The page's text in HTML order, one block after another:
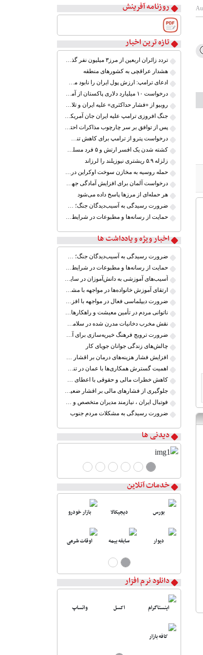
روزنامه آفرینش
۱
۴
۵
۶
۷
۸
تازه ترین اخبار
تردد زائران اربعین از مرز۳ میلیون نفر گذشت
هشدار عراقچی به کشورهای منطقه
ادعای ترامپ: ارزش پول ایران را نابود می‌کنم
درخواست ۱۰ میلیارد دلاری پاکستان از آمریکا در ازای میانجی‌گری در مذاکرات ایران
روبیو از «فشار حداکثری» علیه ایران و تلاش برای توافق سخن گفت
جنگ افروزی ترامپ علیه ایران جان آمریکایی‌ها را به خطر می‌اندازد
پس از توافق بر سر چارچوب مذاکرات احتمالی، حمله به ایران را لغو کردم
درخواست پترو از ترامپ برای کاهش تنش با کوبا؛ «اکنون زمان گفت‌وگو است»
کشته شدن یک افسر ارتش و ۵ فرد مسلح در پاکستان
زلزله ۵.۹ ریشتری نیوزیلند را لرزاند
حمله روسیه به مخازن سوخت اوکراین در بندر اودسا
درخواست آلمان برای افزایش آمادگی جهت حفاظت از مرزهای اتحادیه اروپا
هر حمله‌ای از مرزها پاسخ داده می‌شود
ضرورت رسیدگی به آسیب‌دیدگان جنگ؛ حمایت از کارگران و خانواده‌ها
حمایت از رسانه‌ها و مطبوعات در شرایط جنگی
اخبار ویژه و یادداشت ها
ضرورت رسیدگی به آسیب‌دیدگان جنگ؛ حمایت از کارگران و خانواده‌ها
حمایت از رسانه‌ها و مطبوعات در شرایط جنگی
آسیب‌های آموزشی به دانش‌آموزان در سایه ابهام بازگشایی مدارس
ارتقای آموزش خانواده‌ها در مواجهه با مشکلات خاص
ضرورت دیپلماسی فعال در مواجهه با افزایش تنش‌های نظامی میان ایران و آمریکا
ناتوانی مردم در تأمین معیشت و راهکارهای کم اثر
نقش مخرب دخانیات مدرن شده در سلامت جوانان
ضرورت ترویج فرهنگ خیریه‌سازی برای آموزش کودکان کم برخوردار ایران
چالش‌های زندگی جوانان جویای کار
افزایش فشار هزینه‌های درمان بر اقشار ضعیف
اهمیت گسترش همکاری‌ها با عمان در تنگه هرمز
کاهش خطرات مالی و حقوقی با اعطای گواهینامه موتور سیکلت
جلوگیری از فشارهای مالی بر اقشار ضعیف جامعه ایران در شرایط بحرانی
فوتبال ایران ، نیازمند مدیران متخصص و آینده نگر
ضرورت رسیدگی به مشکلات مردم جنوب
دیدنی ها
خدمات آنلاین
بورس دیجیکالا بازار خودرو
دیوار سابقه بیمه اوقات شرعی
دانلود نرم افزار
اینستاگرام اکسل واتساپ
کافه بازار